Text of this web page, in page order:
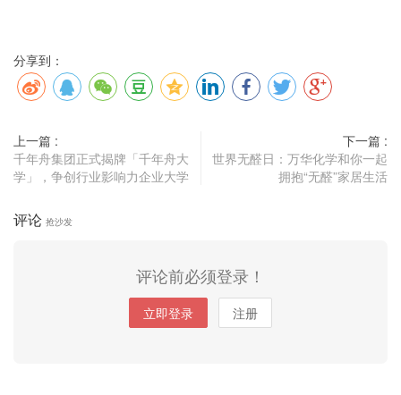
分享到：
上一篇 :
千年舟集团正式揭牌「千年舟大
学」，争创行业影响力企业大学
下一篇 :
世界无醛日：万华化学和你一起
拥抱“无醛”家居生活
评论 抢沙发
评论前必须登录！
立即登录 注册